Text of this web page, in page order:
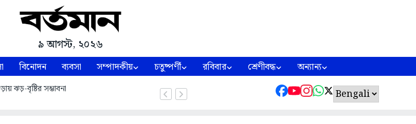
৯ আগস্ট, ২০২৬
বিনোদন ব্যবসা সম্পাদকীয় চতুষ্পর্ণী রবিবার শ্রেণীবদ্ধ অন্যান্য
ঝড়-বৃষ্টির সম্ভাবনা